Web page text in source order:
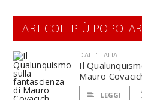
ARTICOLI PIÙ
DALL'ITALIA
Il
Mauro
LEGGI